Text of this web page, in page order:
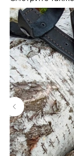
Консультации по
Будем рады
нашу продукцию.
оставьте запрос
для консультации
Адрес:"НОЖИ
ул. Восточная, 3Б
Нижегородская
ООО "ПТФ" ИНН
Часы работы:ПН-ПТ
Телефон: +7 (996)
E-mail: info-
+7